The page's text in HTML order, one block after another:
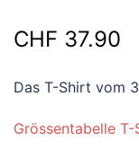
CHF 37.90
Das T-Shirt vom
Grössentabelle T-